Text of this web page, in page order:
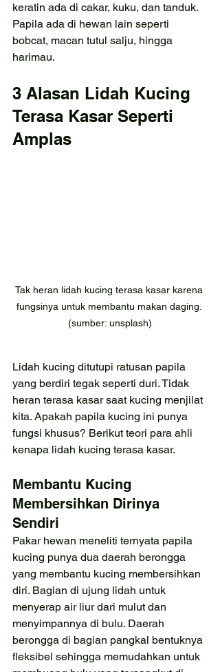
keratin ada di cakar, kuku, dan tanduk.
Papila ada di hewan lain seperti
bobcat, macan tutul salju, hingga
harimau.
3 Alasan Lidah Kucing
Terasa Kasar Seperti
Amplas
Tak heran lidah kucing terasa kasar karena
fungsinya untuk membantu makan daging.
(sumber: unsplash)
Lidah kucing ditutupi ratusan papila
yang berdiri tegak seperti duri. Tidak
heran terasa kasar saat kucing menjilat
kita. Apakah papila kucing ini punya
fungsi khusus? Berikut teori para ahli
kenapa lidah kucing terasa kasar.
Membantu Kucing
Membersihkan Dirinya
Sendiri
Pakar hewan meneliti ternyata papila
kucing punya dua daerah berongga
yang membantu kucing membersihkan
diri. Bagian di ujung lidah untuk
menyerap air liur dari mulut dan
menyimpannya di bulu. Daerah
berongga di bagian pangkal bentuknya
fleksibel sehingga memudahkan untuk